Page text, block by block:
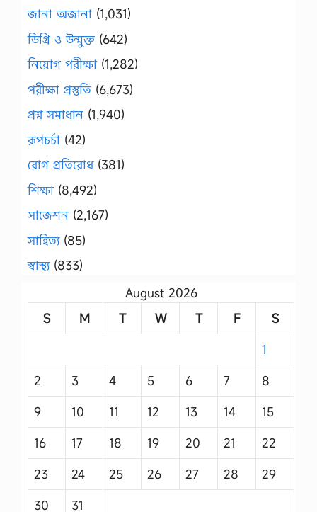
জানা অজানা (1,031)
ডিগ্রি ও উন্মুক্ত (642)
নিয়োগ পরীক্ষা (1,282)
পরীক্ষা প্রস্তুতি (6,673)
প্রশ্ন সমাধান (1,940)
রূপচর্চা (42)
রোগ প্রতিরোধ(381)
শিক্ষা (8,492)
সাজেশন (2,167)
সাহিত্য(85)
স্বাস্থ্য(833)
August 2026
S
M T W T F
S
1
2
3 4 5 6 7
8
9
10 11 12 13 14
15
16
17 18 19 20 21
22
23
24 25 26 27 28
29
30
31